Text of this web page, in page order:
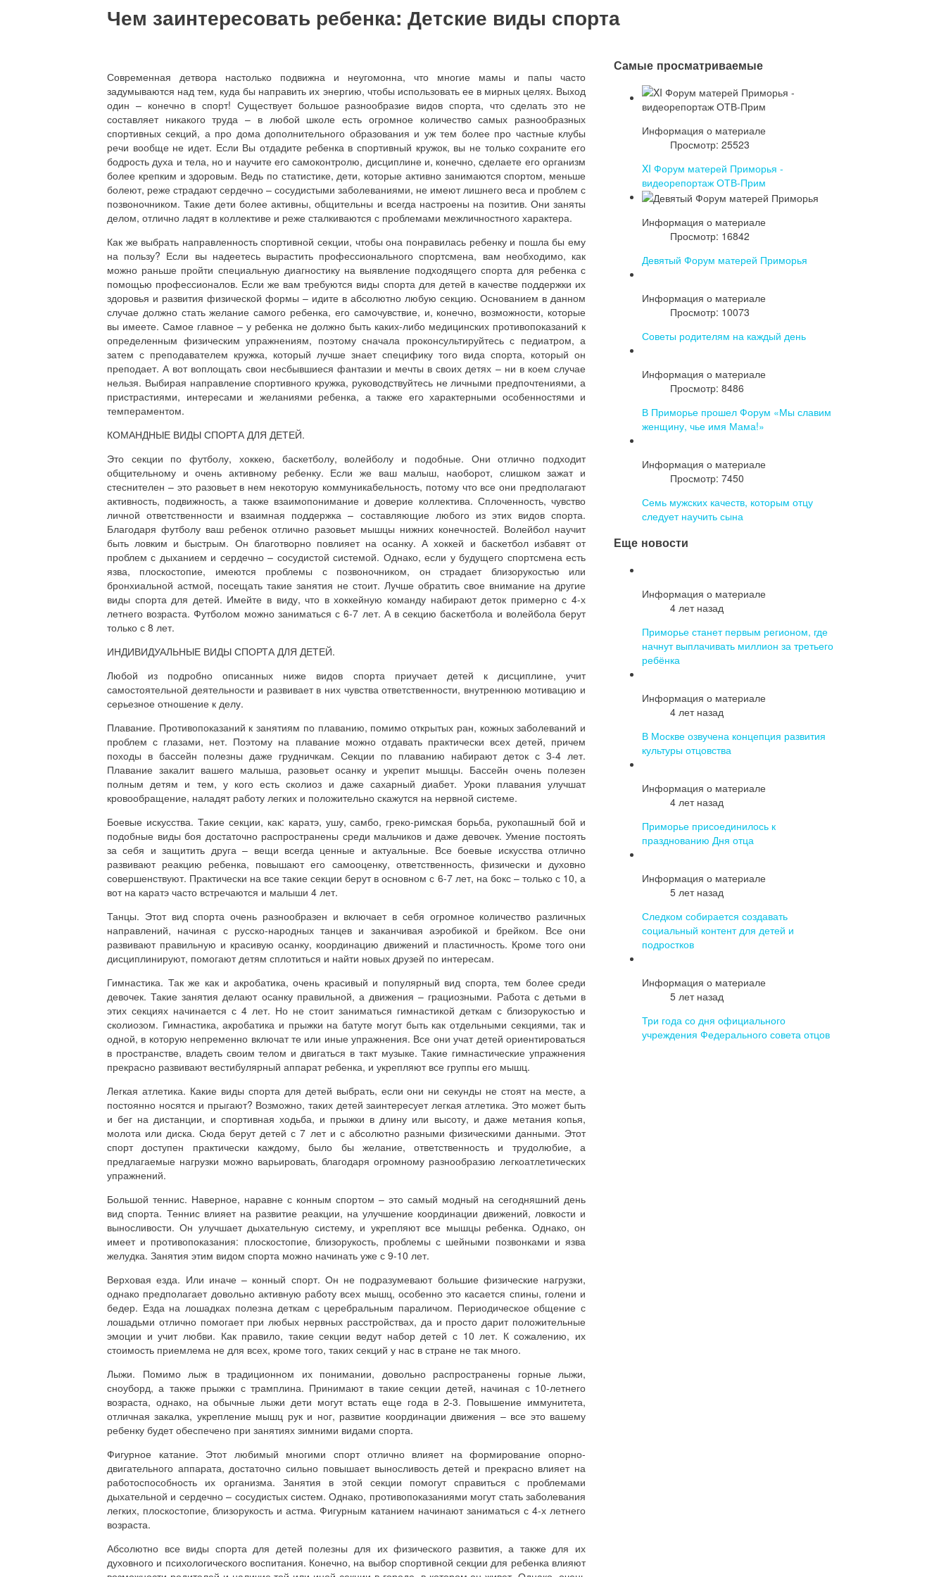
Чем заинтересовать ребенка: Детские виды спорта
Современная детвора настолько подвижна и неугомонна, что многие мамы и папы часто
задумываются над тем, куда бы направить их энергию, чтобы использовать ее в мирных целях. Выход
один – конечно в спорт! Существует большое разнообразие видов спорта, что сделать это не
составляет никакого труда – в любой школе есть огромное количество самых разнообразных
спортивных секций, а про дома дополнительного образования и уж тем более про частные клубы
речи вообще не идет. Если Вы отдадите ребенка в спортивный кружок, вы не только сохраните его
бодрость духа и тела, но и научите его самоконтролю, дисциплине и, конечно, сделаете его организм
более крепким и здоровым. Ведь по статистике, дети, которые активно занимаются спортом, меньше
болеют, реже страдают сердечно – сосудистыми заболеваниями, не имеют лишнего веса и проблем с
позвоночником. Такие дети более активны, общительны и всегда настроены на позитив. Они заняты
делом, отлично ладят в коллективе и реже сталкиваются с проблемами межличностного характера.
Как же выбрать направленность спортивной секции, чтобы она понравилась ребенку и пошла бы ему
на пользу? Если вы надеетесь вырастить профессионального спортсмена, вам необходимо, как
можно раньше пройти специальную диагностику на выявление подходящего спорта для ребенка с
помощью профессионалов. Если же вам требуются виды спорта для детей в качестве поддержки их
здоровья и развития физической формы – идите в абсолютно любую секцию. Основанием в данном
случае должно стать желание самого ребенка, его самочувствие, и, конечно, возможности, которые
вы имеете. Самое главное – у ребенка не должно быть каких-либо медицинских противопоказаний к
определенным физическим упражнениям, поэтому сначала проконсультируйтесь с педиатром, а
затем с преподавателем кружка, который лучше знает специфику того вида спорта, который он
преподает. А вот воплощать свои несбывшиеся фантазии и мечты в своих детях – ни в коем случае
нельзя. Выбирая направление спортивного кружка, руководствуйтесь не личными предпочтениями, а
пристрастиями, интересами и желаниями ребенка, а также его характерными особенностями и
темпераментом.
КОМАНДНЫЕ ВИДЫ СПОРТА ДЛЯ ДЕТЕЙ.
Это секции по футболу, хоккею, баскетболу, волейболу и подобные. Они отлично подходит
общительному и очень активному ребенку. Если же ваш малыш, наоборот, слишком зажат и
стеснителен – это разовьет в нем некоторую коммуникабельность, потому что все они предполагают
активность, подвижность, а также взаимопонимание и доверие коллектива. Сплоченность, чувство
личной ответственности и взаимная поддержка – составляющие любого из этих видов спорта.
Благодаря футболу ваш ребенок отлично разовьет мышцы нижних конечностей. Волейбол научит
быть ловким и быстрым. Он благотворно повлияет на осанку. А хоккей и баскетбол избавят от
проблем с дыханием и сердечно – сосудистой системой. Однако, если у будущего спортсмена есть
язва, плоскостопие, имеются проблемы с позвоночником, он страдает близорукостью или
бронхиальной астмой, посещать такие занятия не стоит. Лучше обратить свое внимание на другие
виды спорта для детей. Имейте в виду, что в хоккейную команду набирают деток примерно с 4-х
летнего возраста. Футболом можно заниматься с 6-7 лет. А в секцию баскетбола и волейбола берут
только с 8 лет.
ИНДИВИДУАЛЬНЫЕ ВИДЫ СПОРТА ДЛЯ ДЕТЕЙ.
Любой из подробно описанных ниже видов спорта приучает детей к дисциплине, учит
самостоятельной деятельности и развивает в них чувства ответственности, внутреннюю мотивацию и
серьезное отношение к делу.
Плавание. Противопоказаний к занятиям по плаванию, помимо открытых ран, кожных заболеваний и
проблем с глазами, нет. Поэтому на плавание можно отдавать практически всех детей, причем
походы в бассейн полезны даже грудничкам. Секции по плаванию набирают деток с 3-4 лет.
Плавание закалит вашего малыша, разовьет осанку и укрепит мышцы. Бассейн очень полезен
полным детям и тем, у кого есть сколиоз и даже сахарный диабет. Уроки плавания улучшат
кровообращение, наладят работу легких и положительно скажутся на нервной системе.
Боевые искусства. Такие секции, как: каратэ, ушу, самбо, греко-римская борьба, рукопашный бой и
подобные виды боя достаточно распространены среди мальчиков и даже девочек. Умение постоять
за себя и защитить друга – вещи всегда ценные и актуальные. Все боевые искусства отлично
развивают реакцию ребенка, повышают его самооценку, ответственность, физически и духовно
совершенствуют. Практически на все такие секции берут в основном с 6-7 лет, на бокс – только с 10, а
вот на каратэ часто встречаются и малыши 4 лет.
Танцы. Этот вид спорта очень разнообразен и включает в себя огромное количество различных
направлений, начиная с русско-народных танцев и заканчивая аэробикой и брейком. Все они
развивают правильную и красивую осанку, координацию движений и пластичность. Кроме того они
дисциплинируют, помогают детям сплотиться и найти новых друзей по интересам.
Гимнастика. Так же как и акробатика, очень красивый и популярный вид спорта, тем более среди
девочек. Такие занятия делают осанку правильной, а движения – грациозными. Работа с детьми в
этих секциях начинается с 4 лет. Но не стоит заниматься гимнастикой деткам с близорукостью и
сколиозом. Гимнастика, акробатика и прыжки на батуте могут быть как отдельными секциями, так и
одной, в которую непременно включат те или иные упражнения. Все они учат детей ориентироваться
в пространстве, владеть своим телом и двигаться в такт музыке. Такие гимнастические упражнения
прекрасно развивают вестибулярный аппарат ребенка, и укрепляют все группы его мышц.
Легкая атлетика. Какие виды спорта для детей выбрать, если они ни секунды не стоят на месте, а
постоянно носятся и прыгают? Возможно, таких детей заинтересует легкая атлетика. Это может быть
и бег на дистанции, и спортивная ходьба, и прыжки в длину или высоту, и даже метания копья,
молота или диска. Сюда берут детей с 7 лет и с абсолютно разными физическими данными. Этот
спорт доступен практически каждому, было бы желание, ответственность и трудолюбие, а
предлагаемые нагрузки можно варьировать, благодаря огромному разнообразию легкоатлетических
упражнений.
Большой теннис. Наверное, наравне с конным спортом – это самый модный на сегодняшний день
вид спорта. Теннис влияет на развитие реакции, на улучшение координации движений, ловкости и
выносливости. Он улучшает дыхательную систему, и укрепляют все мышцы ребенка. Однако, он
имеет и противопоказания: плоскостопие, близорукость, проблемы с шейными позвонками и язва
желудка. Занятия этим видом спорта можно начинать уже с 9-10 лет.
Верховая езда. Или иначе – конный спорт. Он не подразумевают большие физические нагрузки,
однако предполагает довольно активную работу всех мышц, особенно это касается спины, голени и
бедер. Езда на лошадках полезна деткам с церебральным параличом. Периодическое общение с
лошадьми отлично помогает при любых нервных расстройствах, да и просто дарит положительные
эмоции и учит любви. Как правило, такие секции ведут набор детей с 10 лет. К сожалению, их
стоимость приемлема не для всех, кроме того, таких секций у нас в стране не так много.
Лыжи. Помимо лыж в традиционном их понимании, довольно распространены горные лыжи,
сноуборд, а также прыжки с трамплина. Принимают в такие секции детей, начиная с 10-летнего
возраста, однако, на обычные лыжи дети могут встать еще года в 2-3. Повышение иммунитета,
отличная закалка, укрепление мышц рук и ног, развитие координации движения – все это вашему
ребенку будет обеспечено при занятиях зимними видами спорта.
Фигурное катание. Этот любимый многими спорт отлично влияет на формирование опорно-
двигательного аппарата, достаточно сильно повышает выносливость детей и прекрасно влияет на
работоспособность их организма. Занятия в этой секции помогут справиться с проблемами
дыхательной и сердечно – сосудистых систем. Однако, противопоказаниями могут стать заболевания
легких, плоскостопие, близорукость и астма. Фигурным катанием начинают заниматься с 4-х летнего
возраста.
Абсолютно все виды спорта для детей полезны для их физического развития, а также для их
духовного и психологического воспитания. Конечно, на выбор спортивной секции для ребенка влияют
Самые просматриваемые
Информация о материале
Просмотр: 25523
XI Форум матерей Приморья -
видеорепортаж ОТВ-Прим
Информация о материале
Просмотр: 16842
Девятый Форум матерей Приморья
Информация о материале
Просмотр: 10073
Советы родителям на каждый день
Информация о материале
Просмотр: 8486
В Приморье прошел Форум «Мы славим
женщину, чье имя Мама!»
Информация о материале
Просмотр: 7450
Семь мужских качеств, которым отцу
следует научить сына
Еще новости
Информация о материале
4 лет назад
Приморье станет первым регионом, где
начнут выплачивать миллион за третьего
ребёнка
Информация о материале
4 лет назад
В Москве озвучена концепция развития
культуры отцовства
Информация о материале
4 лет назад
Приморье присоединилось к
празднованию Дня отца
Информация о материале
5 лет назад
Следком собирается создавать
социальный контент для детей и
подростков
Информация о материале
5 лет назад
Три года со дня официального
учреждения Федерального совета отцов